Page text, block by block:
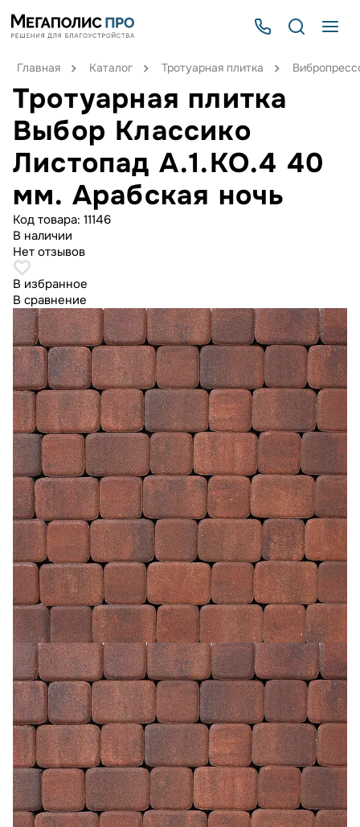
Главная Каталог Тротуарная плитка
Тротуарная плитка
Выбор Классико
Листопад А.1.КО.4 40
мм. Арабская ночь
Код товара: 11146
В наличии
Нет отзывов
В избранное
В сравнение